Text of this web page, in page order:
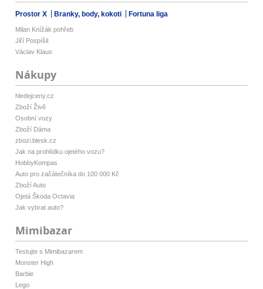
Prostor X Branky, body, kokoti Fortuna liga
Milan Knížák pohřeb
Jiří Pospíšil
Václav Klaus
Nákupy
hledejceny.cz
Zboží Živě
Osobní vozy
Zboží Dáma
zbozi.blesk.cz
Jak na prohlídku ojetého vozu?
HobbyKompas
Auto pro začátečníka do 100 000 Kč
Zboží Auto
Ojetá Škoda Octavia
Jak vybrat auto?
Mimibazar
Testujte s Mimibazarem
Monster High
Barbie
Lego